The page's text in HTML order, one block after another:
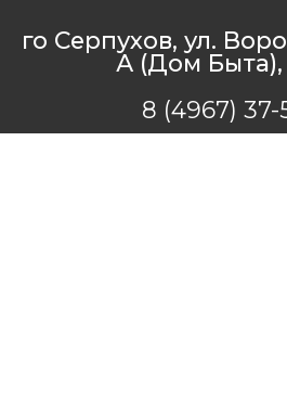
го Серпухов, ул.
А (Дом Быта),
8 (4967) 37-